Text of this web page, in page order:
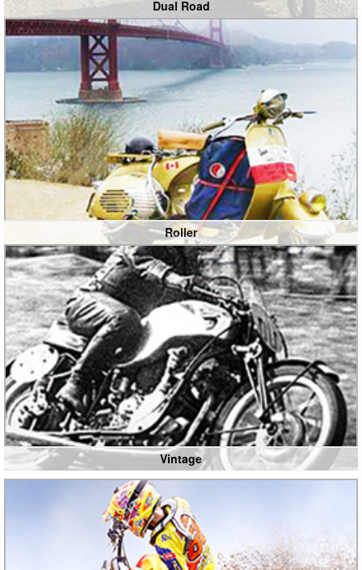
Dual Road
Roller
Vintage